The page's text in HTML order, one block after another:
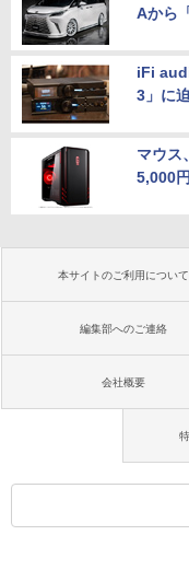
Aから
iFi
3」に
マウス
5,000
本サイトのご利用について
編集部へのご連絡
会社概要